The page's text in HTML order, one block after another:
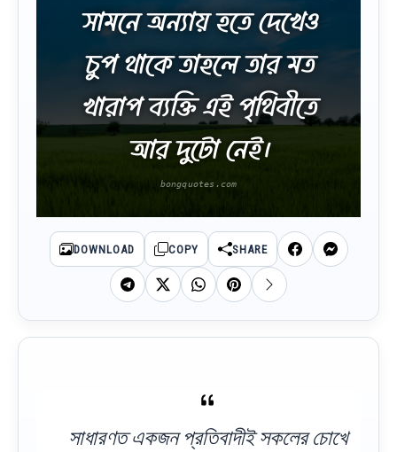
সামনে অন্যায় হতে দেখেও
চুপ থাকে তাহলে তার মত
খারাপ ব্যক্তি এই পৃথিবীতে
আর দুটো নেই।
DOWNLOAD COPY SHARE
সাধারণত একজন প্রতিবাদীই সকলের চোখে